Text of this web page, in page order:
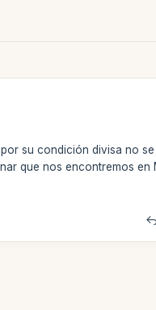
su condición divisa no se
que nos encontremos en